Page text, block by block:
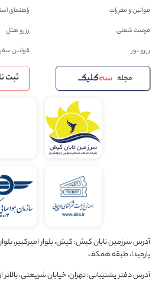
قوانین و مقررات
راهنمای
فرصت شغلی
رزرو هتل
رزرو تور
قوانین سفر
مجله ثبت
آدرس سرزمین تابان کیش: کیش، بلوار امیرکبیر،
پارمیدا، طبقه همکف
آدرس دفتر پشتیبانی: تهران، خیابان شریعتی، بالاتر از